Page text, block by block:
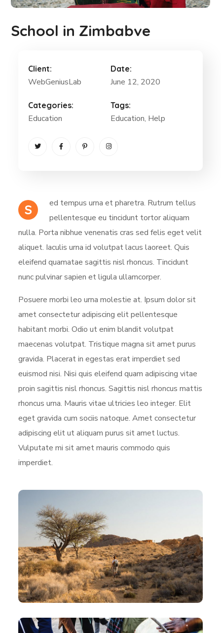
School in Zimbabve
S
ed tempus urna et pharetra. Rutrum tellus
pellentesque eu tincidunt tortor aliquam
nulla. Porta nibhue venenatis cras sed felis eget velit
aliquet. Iaculis urna id volutpat lacus laoreet. Quis
eleifend quamatae sagittis nisl rhoncus. Tincidunt
nunc pulvinar sapien et ligula ullamcorper.
Posuere morbi leo urna molestie at. Ipsum dolor sit
amet consectetur adipiscing elit pellentesque
habitant morbi. Odio ut enim blandit volutpat
maecenas volutpat. Tristique magna sit amet purus
gravida. Placerat in egestas erat imperdiet sed
euismod nisi. Nisi quis eleifend quam adipiscing vitae
proin sagittis nisl rhoncus. Sagittis nisl rhoncus mattis
rhoncus urna. Mauris vitae ultricies leo integer. Elit
eget gravida cum sociis natoque. Amet consectetur
adipiscing elit ut aliquam purus sit amet luctus.
Vulputate mi sit amet mauris commodo quis
imperdiet.
Client:
WebGeniusLab
Date:
June 12, 2020
Categories:
Education
Tags:
Education, Help